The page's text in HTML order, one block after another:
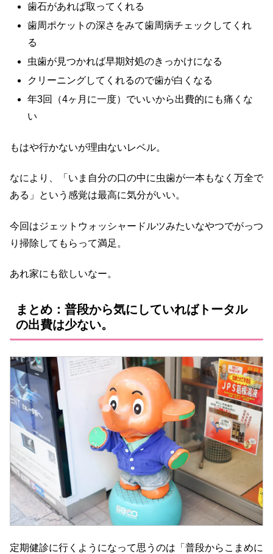
歯石があれば取ってくれる
歯周ポケットの深さをみて歯周病チェックしてくれ
る
虫歯が見つかれば早期対処のきっかけになる
クリーニングしてくれるので歯が白くなる
年3回（4ヶ月に一度）でいいから出費的にも痛くな
い
もはや行かないが理由ないレベル。
なにより、「いま自分の口の中に虫歯が一本もなく万全で
ある」という感覚は最高に気分がいい。
今回はジェットウォッシャードルツみたいなやつでがっつ
り掃除してもらって満足。
あれ家にも欲しいなー。
まとめ：普段から気にしていればトータル
の出費は少ない。
定期健診に行くようになって思うのは「普段からこまめに